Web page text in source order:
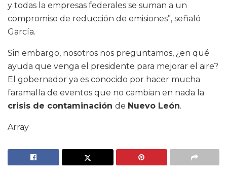
y todas la empresas federales se suman a un
compromiso de reducción de emisiones”, señaló
García.
Sin embargo, nosotros nos preguntamos, ¿en qué
ayuda que venga el presidente para mejorar el aire?
El gobernador ya es conocido por hacer mucha
faramalla de eventos que no cambian en nada la
crisis de contaminación de Nuevo León.
Array